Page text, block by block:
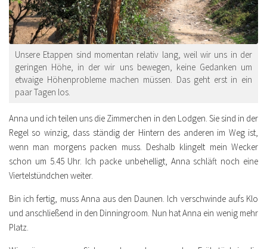
Unsere Etappen sind momentan relativ lang, weil wir uns in der
geringen Höhe, in der wir uns bewegen, keine Gedanken um
etwaige Höhenprobleme machen müssen. Das geht erst in ein
paar Tagen los.
Anna und ich teilen uns die Zimmerchen in den Lodgen. Sie sind in der
Regel so winzig, dass ständig der Hintern des anderen im Weg ist,
wenn man morgens packen muss. Deshalb klingelt mein Wecker
schon um 5.45 Uhr. Ich packe unbehelligt, Anna schläft noch eine
Viertelstündchen weiter.
Bin ich fertig, muss Anna aus den Daunen. Ich verschwinde aufs Klo
und anschließend in den Dinningroom. Nun hat Anna ein wenig mehr
Platz.